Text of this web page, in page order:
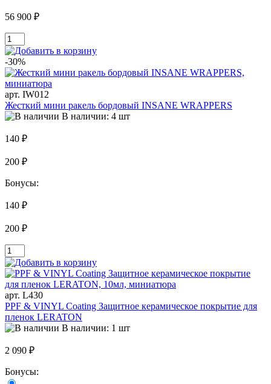
56 900 ₽
-30%
арт. IW012
Жесткий мини ракель бордовый INSANE WRAPPERS
В наличии: 4 шт
140 ₽
200 ₽
Бонусы:
140 ₽
200 ₽
арт. L430
PPF & VINYL Coating Защитное керамическое покрытие для
пленок LERATON
В наличии: 1 шт
2 090 ₽
Бонусы: